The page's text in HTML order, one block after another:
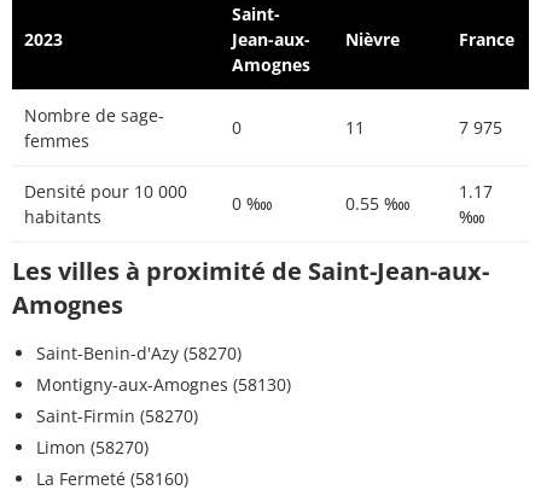
2023
Saint-
Jean-aux-
Amognes
Nièvre France
Nombre de sage-
femmes
0 11 7 975
Densité pour 10 000
habitants
0 ‱ 0.55 ‱
1.17
‱
Les villes à proximité de Saint-Jean-aux-
Amognes
Saint-Benin-d'Azy (58270)
Montigny-aux-Amognes (58130)
Saint-Firmin (58270)
Limon (58270)
La Fermeté (58160)